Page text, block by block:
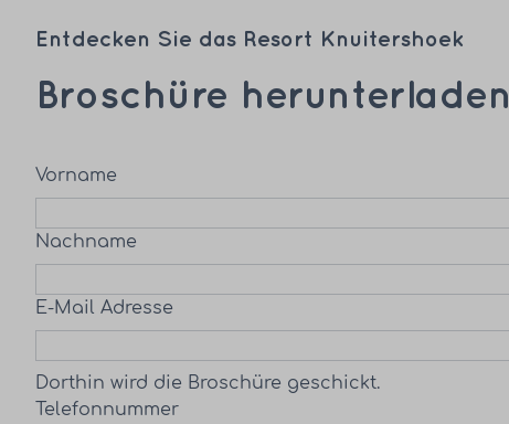
Entdecken Sie das Resort Knuitershoek
Broschüre herunterladen
Vorname
Nachname
E-Mail Adresse
Dorthin wird die Broschüre geschickt.
Telefonnummer